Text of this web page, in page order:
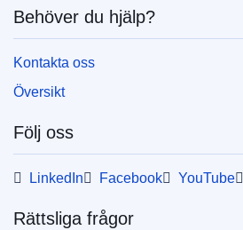
IMMC : 30-EACEA-AB2-2022-XML
Behöver du hjälp?
Kontakta oss
Översikt
Följ oss
LinkedIn Facebook YouTube
Rättsliga frågor